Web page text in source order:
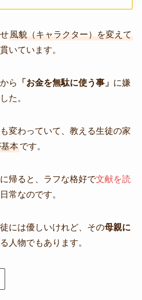
風貌（キャラクター）を変えて
いています。
ら 「お金を無駄に使う事」 に嫌
た。
変わっていて、教える生徒の家
本です。
帰ると、ラフな格好で文献を読
常なのです。
には優しいけれど、その母親に
人物でもあります。